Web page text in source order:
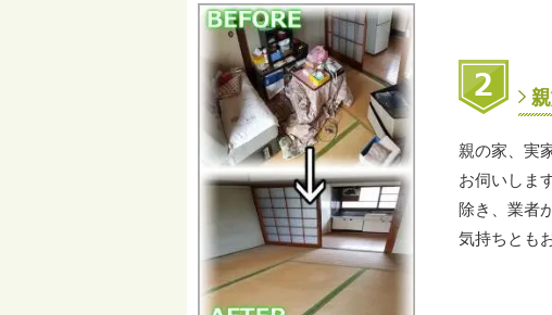
親の家、実
お伺いしま
除き、業者
気持ちとも